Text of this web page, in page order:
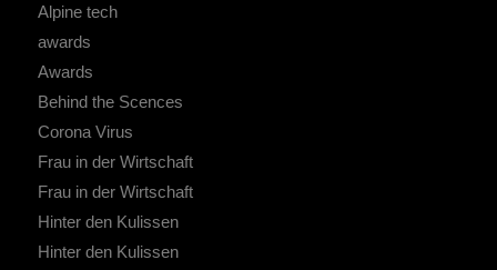
Alpine tech
awards
Awards
Behind the Scences
Corona Virus
Frau in der Wirtschaft
Frau in der Wirtschaft
Hinter den Kulissen
Hinter den Kulissen